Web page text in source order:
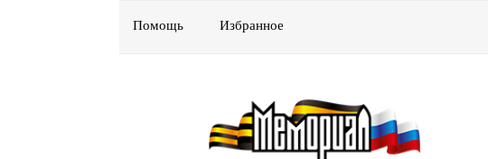
Помощь Избранное